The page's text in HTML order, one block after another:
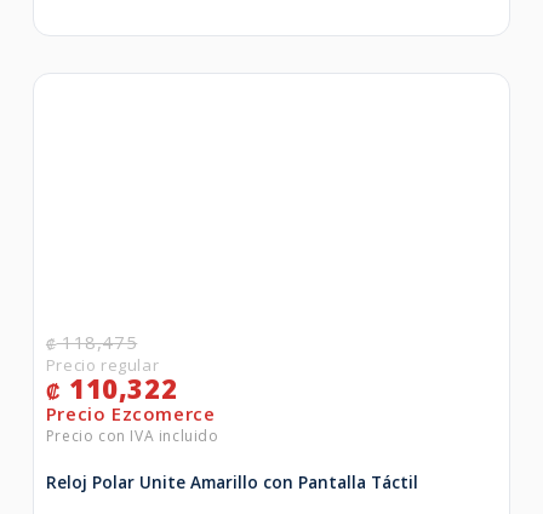
₡118,475
₡ 110,322
Reloj Polar Unite Amarillo con Pantalla Táctil